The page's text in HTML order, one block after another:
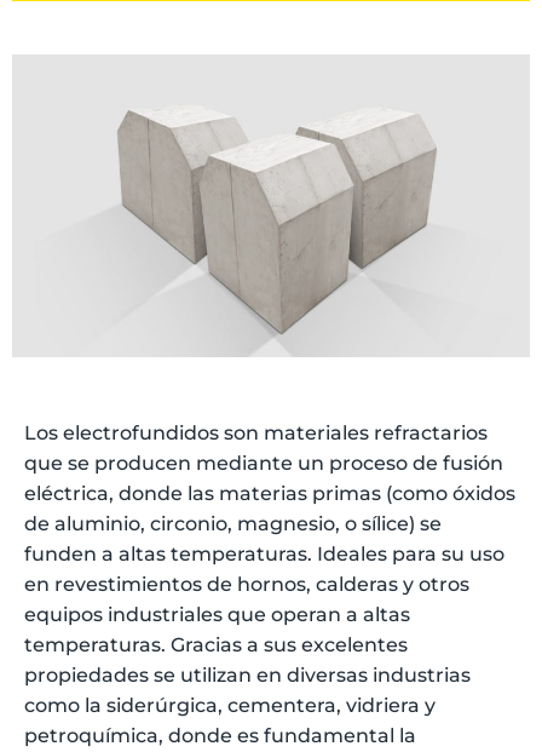
Los electrofundidos son materiales refractarios
que se producen mediante un proceso de fusión
eléctrica, donde las materias primas (como óxidos
de aluminio, circonio, magnesio, o sílice) se
funden a altas temperaturas. Ideales para su uso
en revestimientos de hornos, calderas y otros
equipos industriales que operan a altas
temperaturas. Gracias a sus excelentes
propiedades se utilizan en diversas industrias
como la siderúrgica, cementera, vidriera y
petroquímica, donde es fundamental la